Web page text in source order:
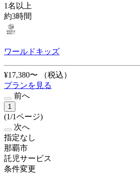
1名以上
約3時間
ワールドキッズ
¥17,380〜
（税込）
プランを見る
前へ
1
(1/1ページ)
次へ
指定なし
那覇市
託児サービス
条件変更